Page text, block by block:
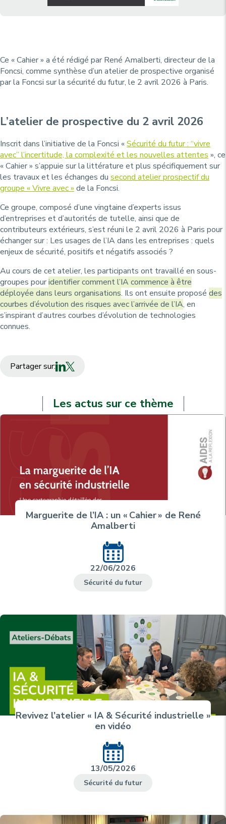
Ce « Cahier » a été rédigé par René Amalberti, directeur de la
Foncsi, comme synthèse d’un atelier de prospective organisé
par la Foncsi sur la sécurité du futur, le 2 avril 2026 à Paris.
L’atelier de prospective du 2 avril 2026
Inscrit dans l’initiative de la Foncsi «Sécurité du futur : “vivre
avec” l’incertitude, la complexité et les nouvelles attentes », ce
« Cahier » s’appuie sur la littérature et plus spécifiquement sur
les travaux et les échanges du second atelier prospectif du
groupe « Vivre avec » de la Foncsi.
Ce groupe, composé d’une vingtaine d’experts issus
d’entreprises et d’autorités de tutelle, ainsi que de
contributeurs extérieurs, s’est réuni le 2 avril 2026 à Paris pour
échanger sur : Les usages de l’IA dans les entreprises : quels
enjeux de sécurité, positifs et négatifs associés ?
Au cours de cet atelier, les participants ont travaillé en sous-
groupes pouridentifier comment l’IA commence à être
déployée dans leurs organisations. Ils ont ensuite proposé des
courbes d’évolution des risques avec l’arrivée de l’IA, en
s’inspirant d’autres courbes d’évolution de technologies
connues.
Partager sur:
Les actus sur ce thème
Marguerite de l’IA : un « Cahier » de René
Amalberti
22/06/2026
Sécurité du futur
Revivez l’atelier « IA & Sécurité industrielle »
en vidéo
13/05/2026
Sécurité du futur